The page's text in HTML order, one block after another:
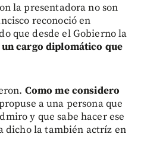
la presentadora no son
reconoció en
que desde el Gobierno la
cargo diplomático que
Como me considero
a una persona que
y que sabe hacer ese
dicho la también actríz en